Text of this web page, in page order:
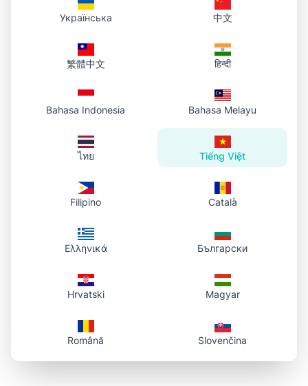
Українська 中文
繁體中文 हिन्दी
Bahasa Indonesia Bahasa Melayu
ไทย Tiếng Việt
Filipino Català
Ελληνικά Български
Hrvatski Magyar
Română Slovenčina